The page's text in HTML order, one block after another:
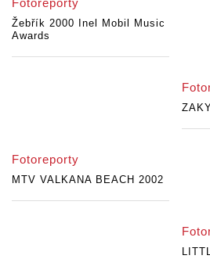
Fotoreporty
Žebřík 2000 Inel Mobil Music
Awards
Fotoreporty
MTV VALKANA BEACH 2002